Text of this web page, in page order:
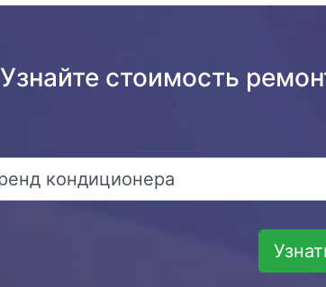
Узнайте стоимость